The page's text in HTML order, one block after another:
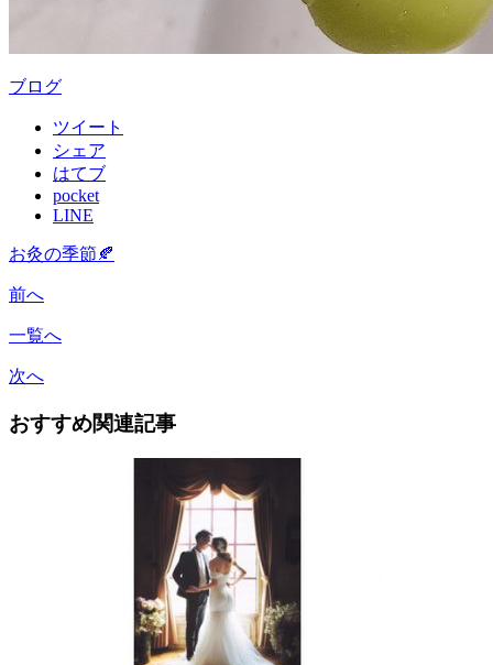
ブログ
ツイート
シェア
はてブ
pocket
LINE
お灸の季節🍂
前へ
一覧へ
次へ
おすすめ関連記事